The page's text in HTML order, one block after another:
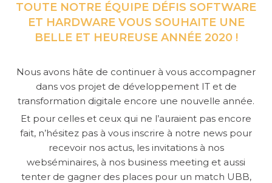
FICHES PRODUITS
TOUTE NOTRE ÉQUIPE DÉFIS SOFTWARE
ET HARDWARE VOUS SOUHAITE UNE
BELLE ET HEUREUSE ANNÉE 2020 !
Nous avons hâte de continuer à vous accompagner
dans vos projet de développement IT et de
transformation digitale encore une nouvelle année.
Et pour celles et ceux qui ne l’auraient pas encore
fait, n’hésitez pas à vous inscrire à notre news pour
recevoir nos actus, les invitations à nos
webséminaires, à nos business meeting et aussi
tenter de gagner des places pour un match UBB,